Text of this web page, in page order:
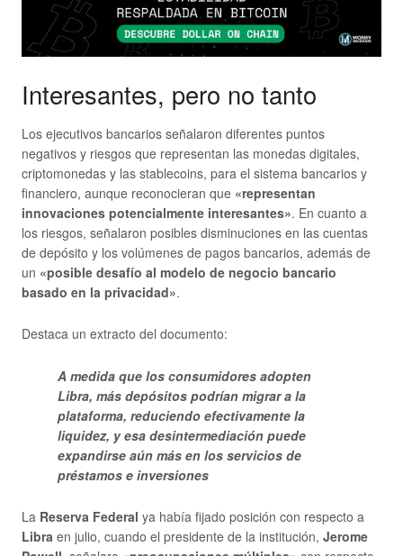
Interesantes, pero no tanto
Los ejecutivos bancarios señalaron diferentes puntos
negativos y riesgos que representan las monedas digitales,
criptomonedas y las stablecoins, para el sistema bancarios y
financiero, aunque reconocieran que «representan
innovaciones potencialmente interesantes». En cuanto a
los riesgos, señalaron posibles disminuciones en las cuentas
de depósito y los volúmenes de pagos bancarios, además de
un «posible desafío al modelo de negocio bancario
basado en la privacidad».
Destaca un extracto del documento:
A medida que los consumidores adopten
Libra, más depósitos podrían migrar a la
plataforma, reduciendo efectivamente la
liquidez, y esa desintermediación puede
expandirse aún más en los servicios de
préstamos e inversiones
La Reserva Federal ya había fijado posición con respecto a
Libra en julio, cuando el presidente de la institución, Jerome